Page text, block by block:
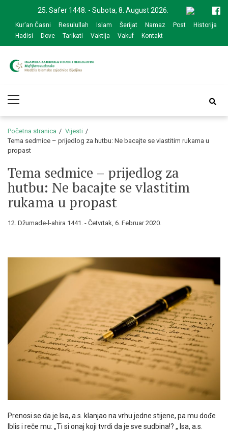
navigation
content
25. Safer 1448. - Subota, 8. August 2026.
Kur'an Časni Resulullah Islam Šerijat Namaz Post
Historija
Hadisi
Dove Tarikati Vaktija Vakuf Kontakt
zajednice Bijeljina
Menu
Početna stranica
Vijesti
Tema sedmice – prijedlog za hutbu: Ne bacajte se vlastitim rukama u
propast
Tema sedmice – prijedlog za
hutbu: Ne bacajte se vlastitim
rukama u propast
12. Džumade-l-ahira 1441. - Četvrtak, 6. Februar 2020.
Prenosi se da je Isa, a.s. klanjao na vrhu jedne stijene, pa mu dođe
Iblis i reče mu: „Ti si onaj koji tvrdi da je sve sudbina!? „ Isa, a.s.